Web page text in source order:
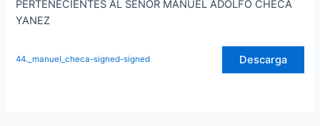
PERTENECIENTES AL SEÑOR MANUEL ADOLFO CHECA
YANEZ
44._manuel_checa-signed-signed Descarga